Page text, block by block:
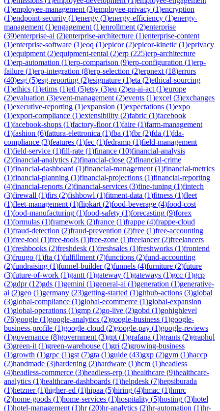
(1)employee-management (3)employee-privacy (1)encryption
(1)endpoint-security (1)energy (3)energy-efficiency (1)energy-
management (1)engagement (1)enrollment (2)enterprise
(39)enterprise-ai (2)enterprise-architecture (1)enterprise-content
(1)enterprise-software (1)eoq (1)epicor(2)epicor-kinetic (1)eprivacy
(1)equipment (2)equipment-rental (2)erp (225)erp-architecture
(1)erp-automation (1)erp-comparison (9)erp-configuration (1)erp-
failure (1)erp-integration (8)erp-selection (2)erpnext (18)errors
(40)esg (5)esg-reporting (2)esignature (1)eta (2)ethical-sourcing
(1)ethics (1)etims (1)etl (5)etsy (3)eu (2)eu-ai-act (1)europe
(2)evaluation (3)event-management (2)events (1)excel (3)exchanges
(1)executive-reporting (1)expansion (1)expectations (1)expo
(1)export-compliance (1)extensibility (2)fabric (1)facebook
(1)facebook-shops (1)factory-floor(1)faire (1)farm-management
(1)fashion (6)fattura-elettronica (1)fba (1)fbr(2)fda (1)fda-
compliance (3)features (1)fec (1)fedramp (1)field-management
(1)field-service (1)fill-rate (1)finance (10)financial-analysis
(2)financial-analytics (2)financial-close (2)financial-crime
(1)financial-dashboard (1)financial-management (1)financial-metrics
(1)financial-planning (1)financial-projections (1)financial-reporting
(4)financial-reports (2)financial-services (3)fine-tuning (1)fintech
(3)firewall (1)firs (2)fishbowl (1)fitment-data (1)fitness (1)fleet
(1)fleet-management (1)flipkart (2)food-beverage (4)food-cost
(1)food-manufacturing (1)food-safety (1)forecasting (9)forex
(1)formulas (1)framework (2)france (1)frappe (4)frappe-cloud
(1)fraud-detection (2)fraud-prevention (2)free (1)free-accounting
(1)free-tool (1)free-tools (1)free-zone (1)freelancer(2)freelancers
(1)freshbooks (2)freshdesk (1)freshsales (1)freshworks (1)frontend
(3)fruugo (1)fta (1)fulfillment (7)functions (2)fund-accounting
(2)fundraising (1)funnel-builder(2)funnels (4)furniture (2)future
(3)future-of-work (1)gantt (1)gateway (1)gateways (1)gcc (1)gcp
(2)gdpr(12)gds (1)gemini (1)general-ai (1)generation (1)generative-
ai (2)geo (1)germany (23)getting-started (1)github-actions (3)global
(3)global-compliance (1)global-ecommerce (1)global-expansion
(1)global-operations (1)gmp (2)go-live (2)gobd (1)gohighlevel
(76)google (1)google-analytics (2)google-business (1)google-
business-profile (1)google-cloud (2)google-pay (1)google-reviews
(1)governance (8)government (3)gpt (1)grafana (1)grants (2)graphql
(3)green-it (1)green-warehouse (1)gri (2)growing-business
(1)growth (1)grpc (1)gst (7)gta (1)guide (43)gxp (2)gym (1)haccp
(2)handmade (3)hardening (2)hardware (1)hcm (1)headless
(4)headless-commerce (3)headless-erp (1)healthcare (9)healthcare-
analytics (1)healthcare-dashboards (1)helpdesk (7)hepsiburada
(1)hetzner(1)higher-ed (1)hipaa (5)hiring (4)hmac (1)hmrc
(2)home-goods (1)home-services (1)hospitality (5)hosting (3)hotel
(1)hotel-management (1)hr(20)hr-analytics (2)hr-automation (1)hr-